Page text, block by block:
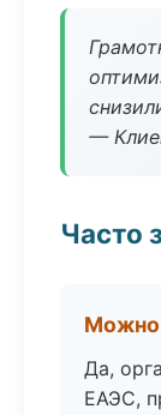
—
Часто
Можно
Да,
ЕАЭС,